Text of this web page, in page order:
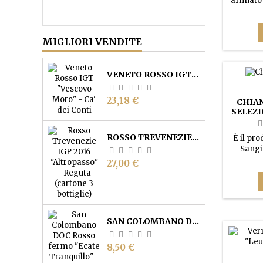
MIGLIORI VENDITE
VENETO ROSSO IGT "VESCOVO MORO" - CA' DEI CONTI
Prezzo
23,18 €
ROSSO TREVENEZIE IGP "ALTROPASSO" - REGUTA (CARTONE 3 BOTTIGLIE)
Prezzo
27,00 €
SAN COLOMBANO DOC ROSSO FERMO "ECATE TRANQUILLO" - VIGNETO FAVERZANI
Prezzo
8,50 €
un
bosco
È il
di
naso
cacao